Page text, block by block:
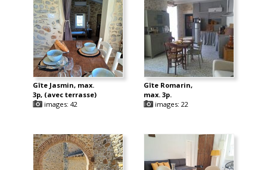
Gîte Jasmin, max.
3p, (avec terrasse)
images: 42
Gîte Romarin,
max. 3p.
images: 22